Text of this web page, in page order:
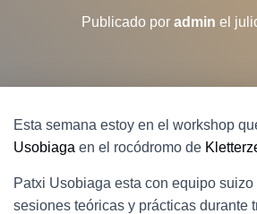
Publicado por admin el
Esta semana estoy en el workshop
Usobiaga en el rocódromo de
Patxi Usobiaga esta con equipo
sesiones teóricas y prácticas durante